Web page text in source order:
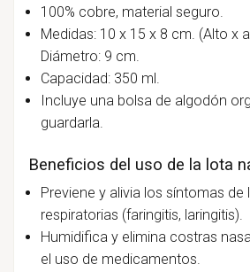
100% cobre, material seguro.
Medidas: 10 x 15 x 8 cm. (Alto x
Diámetro: 9 cm.
Capacidad: 350 ml.
Incluye una bolsa de algodón
guardarla.
Beneficios del uso de la lota
Previene y alivia los síntomas de
respiratorias (faringitis, laringitis).
Humidifica y elimina costras
el uso de medicamentos.